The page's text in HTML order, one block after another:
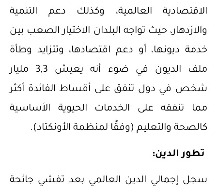
الاقتصادية العالمية، وكذلك دعم التنمية
والازدهار، حيث تواجه البلدان الاختيار الصعب بين
خدمة ديونها، أو دعم اقتصادها، وتتزايد وطأة
ملف الديون في ضوء أنه يعيش 3,3 مليار
شخص في دول تنفق على أقساط الفائدة أكثر
مما تنفقه على الخدمات الحيوية الأساسية
كالصحة والتعليم (وفقًا لمنظمة الأونكتاد).
تطور الدين:
سجل إجمالي الدين العالمي بعد تفشي جائحة